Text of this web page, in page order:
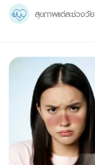
สุขภาพแต่ละช่วงวัย